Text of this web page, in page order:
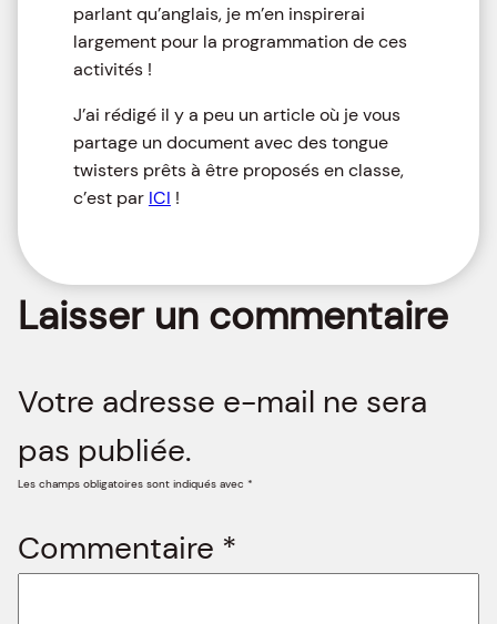
parlant qu’anglais, je m’en inspirerai
largement pour la programmation de ces
activités !
J’ai rédigé il y a peu un article où je vous
partage un document avec des tongue
twisters prêts à être proposés en classe,
c’est par ICI !
Laisser un commentaire
Votre adresse e-mail ne sera
pas publiée.
Les champs obligatoires sont indiqués avec *
Commentaire *